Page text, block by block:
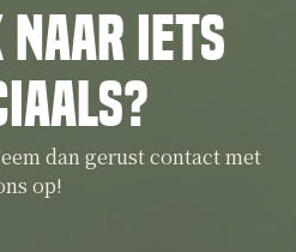
naar iets
dan gerust contact met
op!